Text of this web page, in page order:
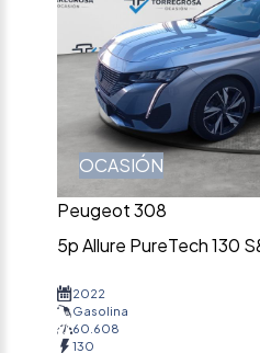
OCASIÓN
Peugeot 308
5p Allure PureTech 130
2022
Gasolina
60.608
130